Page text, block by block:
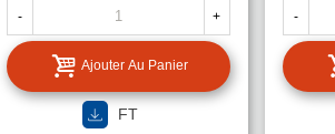
- +
Ajouter Au Panier
FT
-